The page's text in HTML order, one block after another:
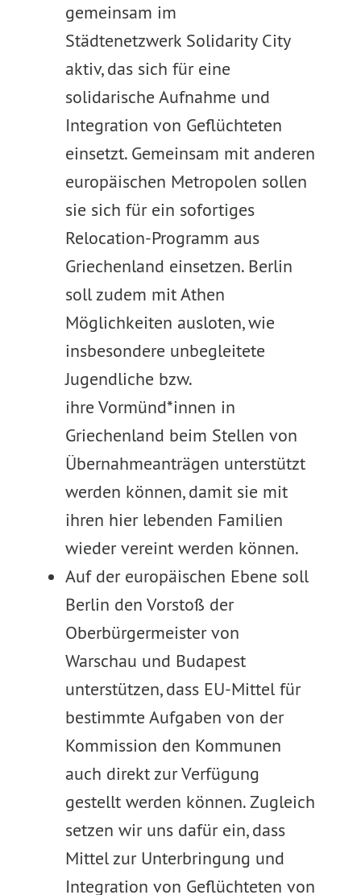
gemeinsam im
Städtenetzwerk Solidarity City
aktiv, das sich für eine
solidarische Aufnahme und
Integration von Geflüchteten
einsetzt. Gemeinsam mit anderen
europäischen Metropolen sollen
sie sich für ein sofortiges
Relocation-Programm aus
Griechenland einsetzen. Berlin
soll zudem mit Athen
Möglichkeiten ausloten, wie
insbesondere unbegleitete
Jugendliche bzw.
ihre Vormünd*innen in
Griechenland beim Stellen von
Übernahmeanträgen unterstützt
werden können, damit sie mit
ihren hier lebenden Familien
wieder vereint werden können.
Auf der europäischen Ebene soll
Berlin den Vorstoß der
Oberbürgermeister von
Warschau und Budapest
unterstützen, dass EU-Mittel für
bestimmte Aufgaben von der
Kommission den Kommunen
auch direkt zur Verfügung
gestellt werden können. Zugleich
setzen wir uns dafür ein, dass
Mittel zur Unterbringung und
Integration von Geflüchteten von